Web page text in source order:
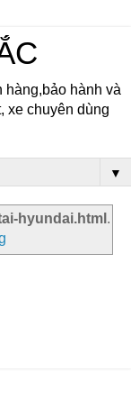
hành và
xe chuyên dùng
▼
hyundai.html .